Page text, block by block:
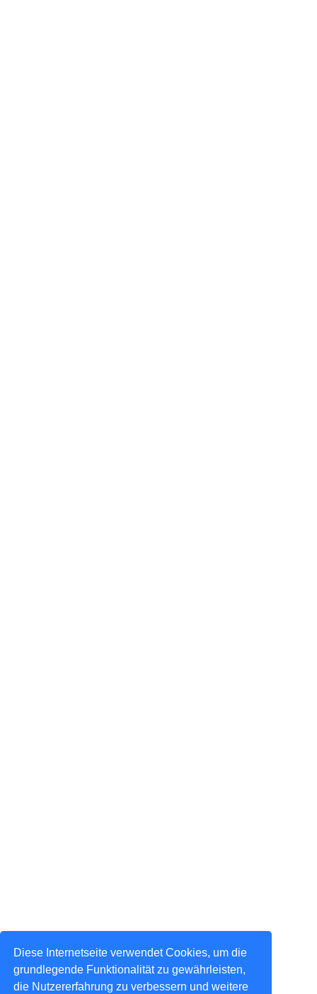
Diese Internetseite verwendet Cookies, um die
grundlegende Funktionalität zu gewährleisten,
die Nutzererfahrung zu verbessern und weitere